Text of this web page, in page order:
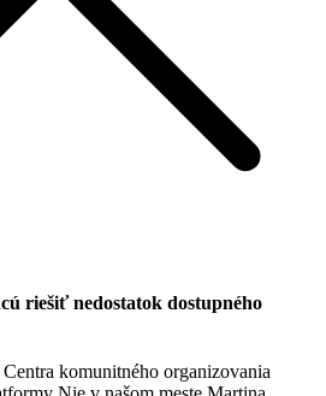
riešiť nedostatok dostupného
komunitného organizovania